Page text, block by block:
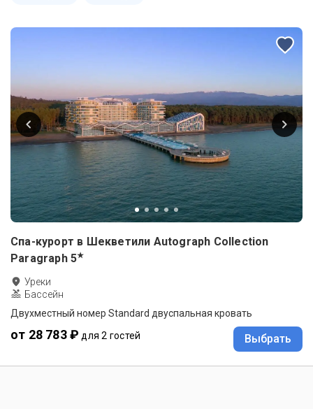
Спа-курорт в Шекветили Autograph Collection
Paragraph 5★
Уреки
Бассейн
Двухместный номер Standard двуспальная кровать
от 28 783 ₽ для 2 гостей Выбрать